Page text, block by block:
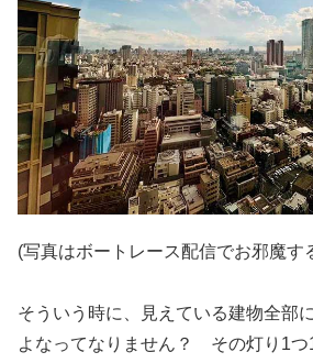
(写真はボートレース配信でお邪魔す
そういう時に、見えている建物全部
よなってなりません？ その灯り1つ